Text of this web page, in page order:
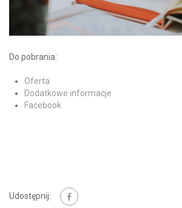
Do pobrania:
Oferta
Dodatkowe informacje
Facebook
Udostępnij: